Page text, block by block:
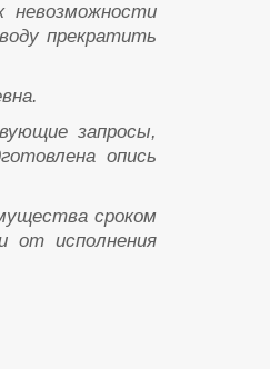
невозможности
прекратить
запросы,
опись
сроком
от исполнения